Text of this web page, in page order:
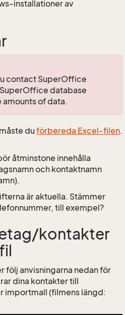
installationer av
contact SuperOffice
database
of data.
duförbereda Excel-filen.
åtminstone innehålla
och kontaktnamn
är aktuella. Stämmer
till exempel?
kontakter
följ anvisningarna nedan för
dina kontakter till
importmall (filmens längd: